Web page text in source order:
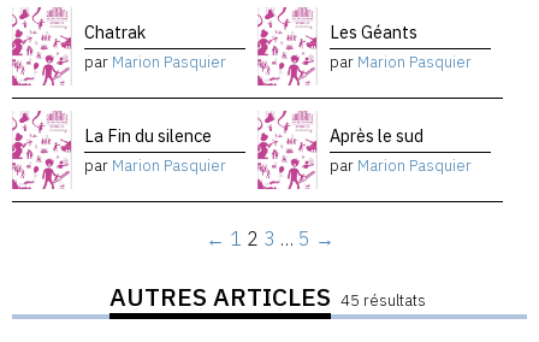
Chatrak
par Marion Pasquier
Les Géants
par Marion Pasquier
La Fin du silence
par Marion Pasquier
Après le sud
par Marion Pasquier
← 1 2 3 … 5 →
AUTRES ARTICLES 45 résultats